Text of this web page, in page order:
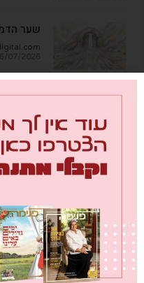
שער
אחד ליד
07/2026
07/2026
כתבות אחרונות